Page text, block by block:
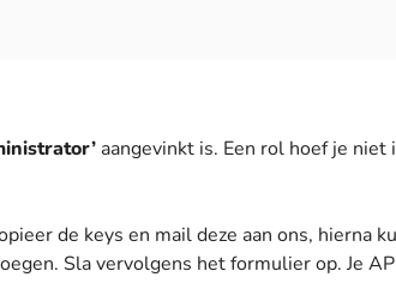
aangevinkt is. Een rol hoef je
de keys en mail deze aan ons, hierna
Sla vervolgens het formulier op. Je